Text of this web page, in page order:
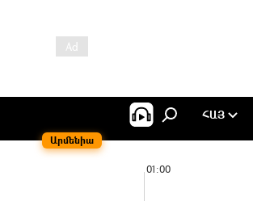
Արմենիա
ՀԱՅ
01:00